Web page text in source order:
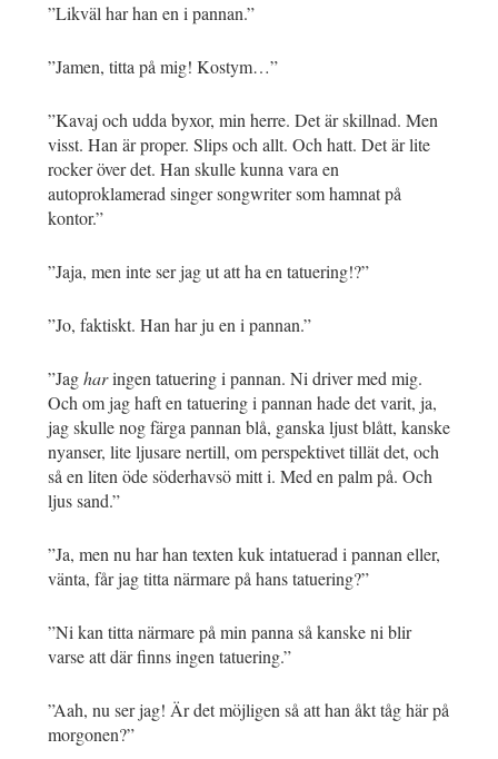
”Likväl har han en i pannan.”
”Jamen, titta på mig! Kostym…”
”Kavaj och udda byxor, min herre. Det är skillnad. Men
visst. Han är proper. Slips och allt. Och hatt. Det är lite
rocker över det. Han skulle kunna vara en
autoproklamerad singer songwriter som hamnat på
kontor.”
”Jaja, men inte ser jag ut att ha en tatuering!?”
”Jo, faktiskt. Han har ju en i pannan.”
”Jagharingen tatuering i pannan. Ni driver med mig.
Och om jag haft en tatuering i pannan hade det varit, ja,
jag skulle nog färga pannan blå, ganska ljust blått, kanske
nyanser, lite ljusare nertill, om perspektivet tillät det, och
så en liten öde söderhavsö mitt i. Med en palm på. Och
ljus sand.”
”Ja, men nu har han texten kuk intatuerad i pannan eller,
vänta, får jag titta närmare på hans tatuering?”
”Ni kan titta närmare på min panna så kanske ni blir
varse att där finns ingen tatuering.”
”Aah, nu ser jag! Är det möjligen så att han åkt tåg här på
morgonen?”